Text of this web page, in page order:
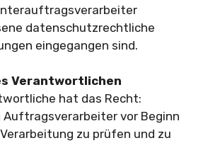
datenschutzrechtliche
eingegangen sind.
Verantwortlichen
hat das Recht:
Auftragsverarbeiter vor Beginn
zu prüfen und zu